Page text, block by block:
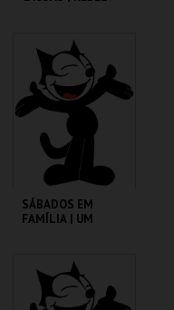
CINEMATECA
MAIS INFO
COMPRAR
SÁBADOS EM
FAMÍLIA | UM
CINEMATECA